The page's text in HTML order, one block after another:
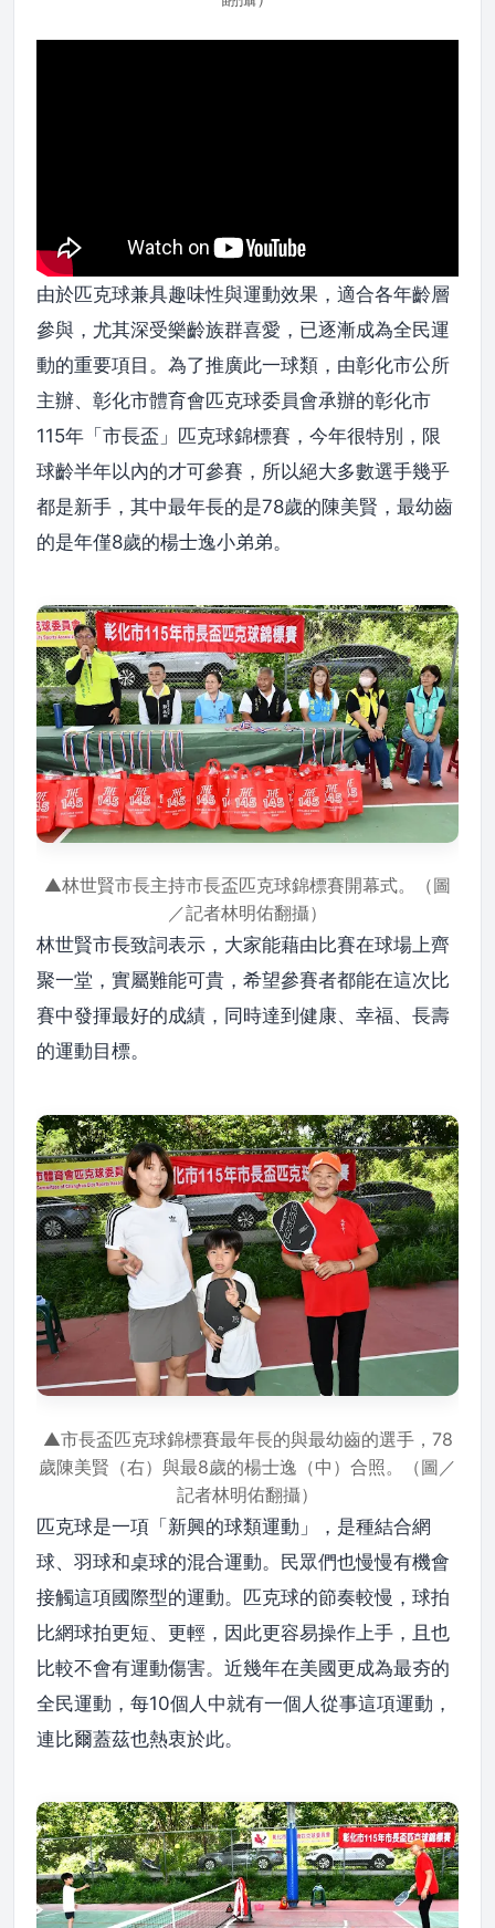
由於匹克球兼具趣味性與運動效果，適合各年齡層
參與，尤其深受樂齡族群喜愛，已逐漸成為全民運
動的重要項目。為了推廣此一球類，由彰化市公所
主辦、彰化市體育會匹克球委員會承辦的彰化市
115年「市長盃」匹克球錦標賽，今年很特別，限
球齡半年以內的才可參賽，所以絕大多數選手幾乎
都是新手，其中最年長的是78歲的陳美賢，最幼齒
的是年僅8歲的楊士逸小弟弟。
▲林世賢市長主持市長盃匹克球錦標賽開幕式。（圖
／記者林明佑翻攝）
林世賢市長致詞表示，大家能藉由比賽在球場上齊
聚一堂，實屬難能可貴，希望參賽者都能在這次比
賽中發揮最好的成績，同時達到健康、幸福、長壽
的運動目標。
▲市長盃匹克球錦標賽最年長的與最幼齒的選手，78
歲陳美賢（右）與最8歲的楊士逸（中）合照。（圖／
記者林明佑翻攝）
匹克球是一項「新興的球類運動」，是種結合網
球、羽球和桌球的混合運動。民眾們也慢慢有機會
接觸這項國際型的運動。匹克球的節奏較慢，球拍
比網球拍更短、更輕，因此更容易操作上手，且也
比較不會有運動傷害。近幾年在美國更成為最夯的
全民運動，每10個人中就有一個人從事這項運動，
連比爾蓋茲也熱衷於此。